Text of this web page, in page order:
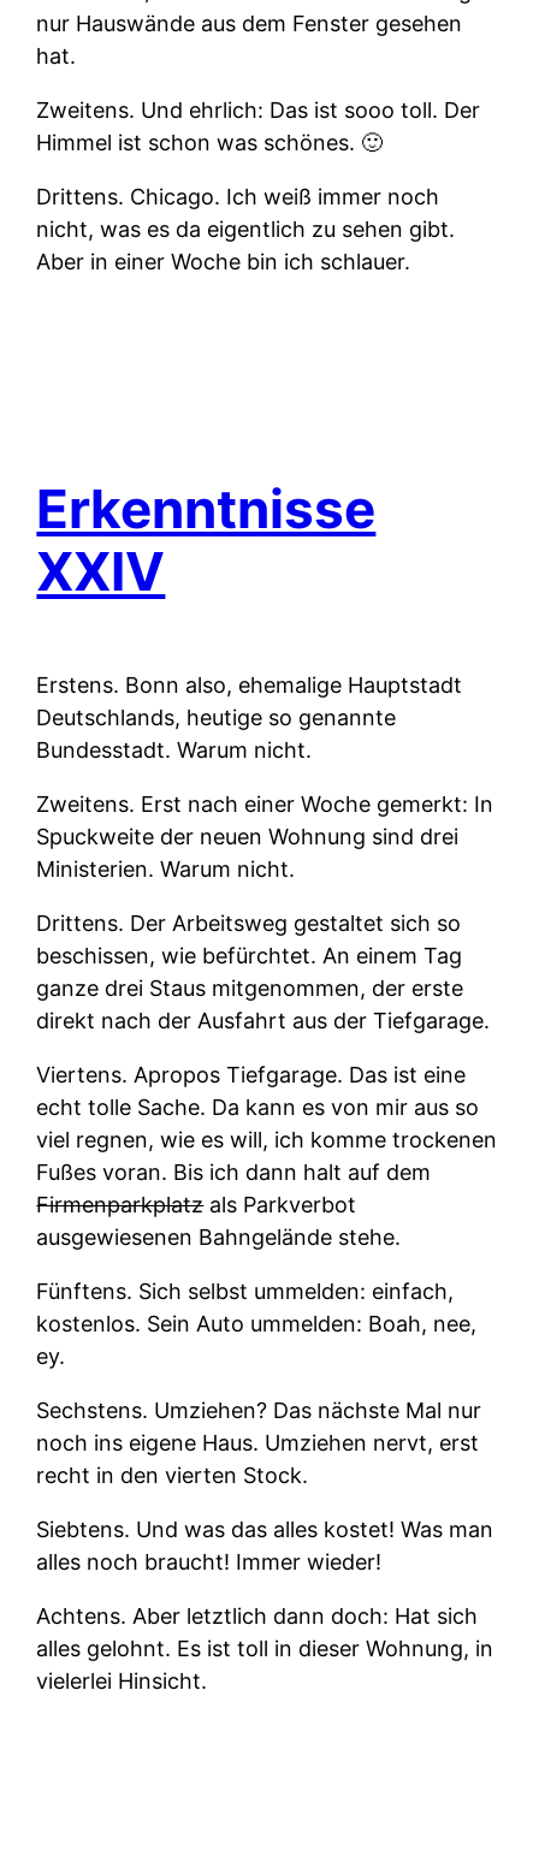
nur Hauswände aus dem Fenster gesehen
hat.
Zweitens. Und ehrlich: Das ist sooo toll. Der
Himmel ist schon was schönes. 🙂
Drittens. Chicago. Ich weiß immer noch
nicht, was es da eigentlich zu sehen gibt.
Aber in einer Woche bin ich schlauer.
Erkenntnisse
XXIV
Erstens. Bonn also, ehemalige Hauptstadt
Deutschlands, heutige so genannte
Bundesstadt. Warum nicht.
Zweitens. Erst nach einer Woche gemerkt: In
Spuckweite der neuen Wohnung sind drei
Ministerien. Warum nicht.
Drittens. Der Arbeitsweg gestaltet sich so
beschissen, wie befürchtet. An einem Tag
ganze drei Staus mitgenommen, der erste
direkt nach der Ausfahrt aus der Tiefgarage.
Viertens. Apropos Tiefgarage. Das ist eine
echt tolle Sache. Da kann es von mir aus so
viel regnen, wie es will, ich komme trockenen
Fußes voran. Bis ich dann halt auf dem
Firmenparkplatzals Parkverbot
ausgewiesenen Bahngelände stehe.
Fünftens. Sich selbst ummelden: einfach,
kostenlos. Sein Auto ummelden: Boah, nee,
ey.
Sechstens. Umziehen? Das nächste Mal nur
noch ins eigene Haus. Umziehen nervt, erst
recht in den vierten Stock.
Siebtens. Und was das alles kostet! Was man
alles noch braucht! Immer wieder!
Achtens. Aber letztlich dann doch: Hat sich
alles gelohnt. Es ist toll in dieser Wohnung, in
vielerlei Hinsicht.